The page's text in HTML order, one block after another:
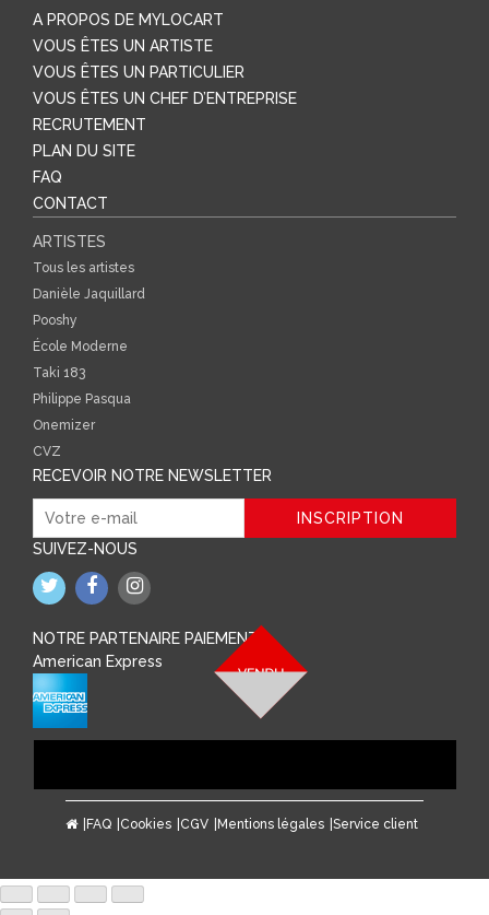
A PROPOS DE MYLOCART
VOUS ÊTES UN ARTISTE
VOUS ÊTES UN PARTICULIER
VOUS ÊTES UN CHEF D’ENTREPRISE
RECRUTEMENT
PLAN DU SITE
FAQ
CONTACT
ARTISTES
Tous les artistes
Danièle Jaquillard
Pooshy
École Moderne
Taki 183
Philippe Pasqua
Onemizer
CVZ
RECEVOIR NOTRE NEWSLETTER
SUIVEZ-NOUS
NOTRE PARTENAIRE PAIEMENT
American Express
FAQ Cookies CGV Mentions légales Service client